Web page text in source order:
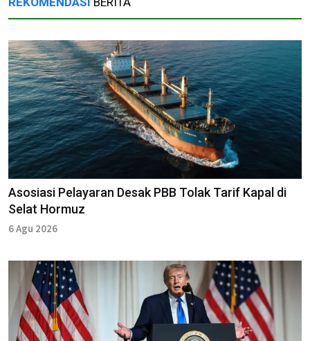
Asosiasi Pelayaran Desak PBB Tolak Tarif Kapal di
Selat Hormuz
6 Agu 2026